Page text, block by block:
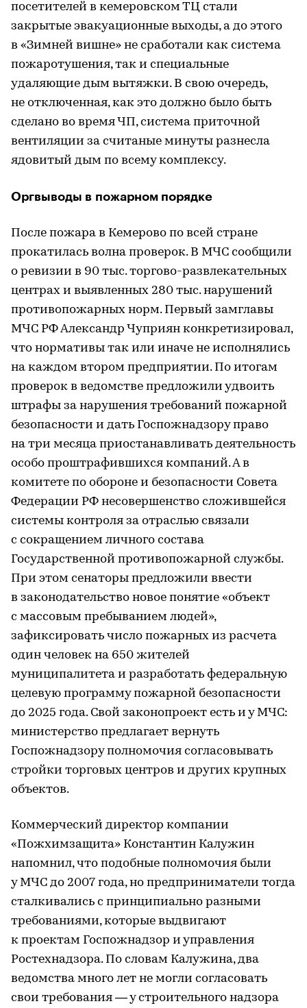
посетителей в кемеровском ТЦ стали
закрытые эвакуационные выходы, а до этого
в «Зимней вишне» не сработали как система
пожаротушения, так и специальные
удаляющие дым вытяжки. В свою очередь,
не отключенная, как это должно было быть
сделано во время ЧП, система приточной
вентиляции за считаные минуты разнесла
ядовитый дым по всему комплексу.
Оргвыводы в пожарном порядке
После пожара в Кемерово по всей стране
прокатилась волна проверок. В МЧС сообщили
о ревизии в 90 тыс. торгово-развлекательных
центрах и выявленных 280 тыс. нарушений
противопожарных норм. Первый замглавы
МЧС РФ Александр Чуприян конкретизировал,
что нормативы так или иначе не исполнялись
на каждом втором предприятии. По итогам
проверок в ведомстве предложили удвоить
штрафы за нарушения требований пожарной
безопасности и дать Госпожнадзору право
на три месяца приостанавливать деятельность
особо проштрафившихся компаний. А в
комитете по обороне и безопасности Совета
Федерации РФ несовершенство сложившейся
системы контроля за отраслью связали
с сокращением личного состава
Государственной противопожарной службы.
При этом сенаторы предложили ввести
в законодательство новое понятие «объект
с массовым пребыванием людей»,
зафиксировать число пожарных из расчета
один человек на 650 жителей
муниципалитета и разработать федеральную
целевую программу пожарной безопасности
до 2025 года. Свой законопроект есть и у МЧС:
министерство предлагает вернуть
Госпожнадзору полномочия согласовывать
стройки торговых центров и других крупных
объектов.
Коммерческий директор компании
«Пожхимзащита» Константин Калужин
напомнил, что подобные полномочия были
у МЧС до 2007 года, но предприниматели тогда
сталкивались с принципиально разными
требованиями, которые выдвигают
к проектам Госпожнадзор и управления
Ростехнадзора. По словам Калужина, два
ведомства много лет не могли согласовать
свои требования — у строительного надзора